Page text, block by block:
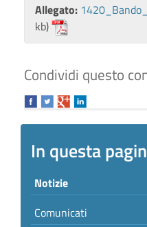
Allegato:
kb)
Condividi questo
In questa
Notizie
Comunicati